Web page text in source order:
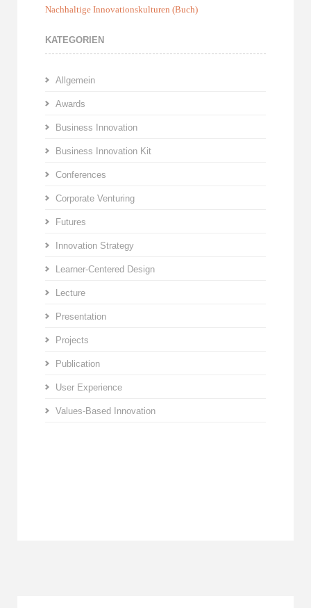
Nachhaltige Innovationskulturen (Buch)
KATEGORIEN
Allgemein
Awards
Business Innovation
Business Innovation Kit
Conferences
Corporate Venturing
Futures
Innovation Strategy
Learner-Centered Design
Lecture
Presentation
Projects
Publication
User Experience
Values-Based Innovation